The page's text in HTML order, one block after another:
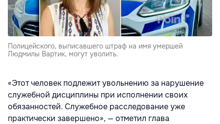
Полицейского, выписавшего штраф на имя умершей
Людмилы Вартик, могут уволить.
«Этот человек подлежит увольнению за нарушение
служебной дисциплины при исполнении своих
обязанностей. Служебное расследование уже
практически завершено», — отметил глава